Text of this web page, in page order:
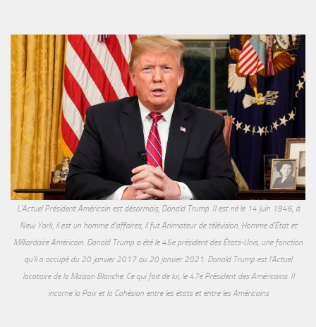
L'Actuel Président Américain est désormais, Donald Trump. Il est né le 14 juin 1946, à
New York, il est un homme d'affaires, il fut Animateur de télévision, Homme d'État et
Milliardaire Américain. Donald Trump a été le 45e président des États-Unis, une fonction
qu'il a occupé du 20 janvier 2017 au 20 janvier 2021. Donald Trump est l'Actuel
locataire de la Maison Blanche. Ce qui fait de lui, le 47e Président des Américains. Il
incarne la Paix et la Cohésion entre les états et entre les Américains